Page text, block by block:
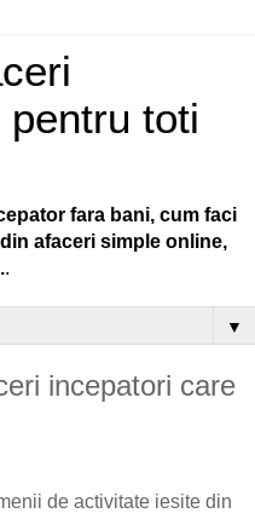
toti
fara bani, cum faci
afaceri simple online,
.
▼
incepatori care
de activitate iesite din